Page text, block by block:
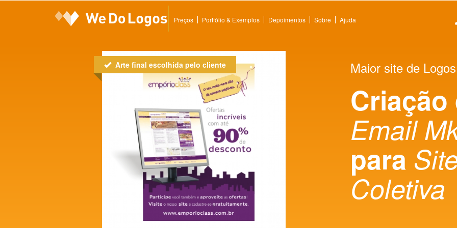
Preços Portfólio & Exemplos Depoimentos Sobre Ajuda
Arte final escolhida pelo cliente Maior site de
Criação
Email
para
Coletiva